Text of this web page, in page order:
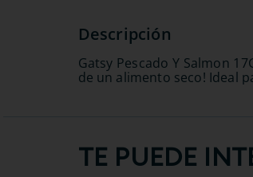
Gatsy Pescado Y Salmon
de un alimento seco! Ideal
TE PUEDE